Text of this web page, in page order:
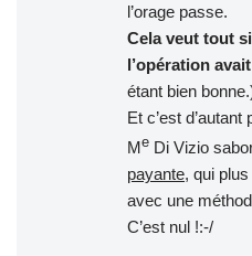
l’orage passe.
Cela veut tout
l’opération
étant bien
Et c’est
Me Di Vizio
payante, qui
avec une
C’est nul !:-/